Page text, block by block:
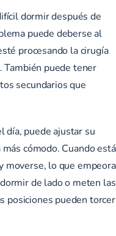
dormir después de
puede deberse al
procesando la cirugía
También puede tener
secundarios que
día, puede ajustar su
cómodo. Cuando está
moverse, lo que empeora
de lado o meten las
posiciones pueden torcer